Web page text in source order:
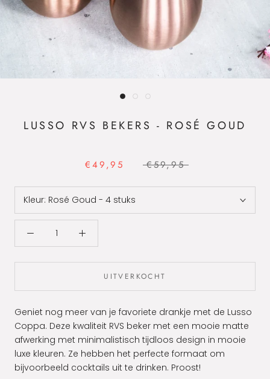
LUSSO RVS BEKERS - ROSÉ GOUD
€49,95 €59,95
Kleur: Rosé Goud - 4 stuks
UITVERKOCHT
Geniet nog meer van je favoriete drankje met de Lusso
Coppa. Deze kwaliteit RVS beker met een mooie matte
afwerking met minimalistisch tijdloos design in mooie
luxe kleuren. Ze hebben het perfecte formaat om
bijvoorbeeld cocktails uit te drinken. Proost!